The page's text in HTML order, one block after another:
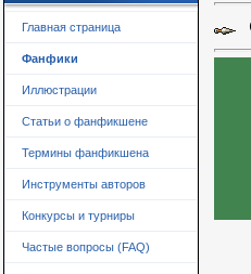
Главная страница
Фанфики
Иллюстрации
Статьи о фанфикшене
Термины фанфикшена
Инструменты авторов
Конкурсы и турниры
Частые вопросы (FAQ)